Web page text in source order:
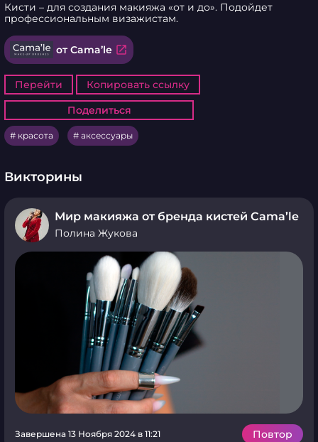
Кисти – для создания макияжа «от и до». Подойдет
профессиональным визажистам.
от Cama’le open_in_new
Перейти
Копировать ссылку
Поделиться
Поделиться
красота аксессуары
Викторины
Мир макияжа от бренда кистей Cama’le
Полина Жукова
Завершена 13 Ноября 2024 в 11:21 Повтор